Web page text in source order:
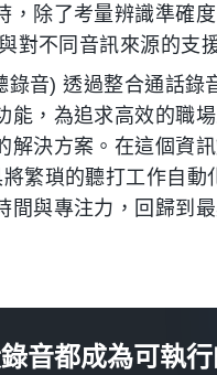
，除了考量辨識準確
對不同音訊來源的支
錄音) 透過整合通話錄
能，為追求高效的職
解決方案。在這個資訊
繁瑣的聽打工作自動
間與專注力，回歸到
音都成為可執